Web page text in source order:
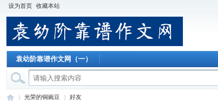
设为首页 收藏本站
袁幼阶靠谱作文网（一）
光荣的铜豌豆 好友